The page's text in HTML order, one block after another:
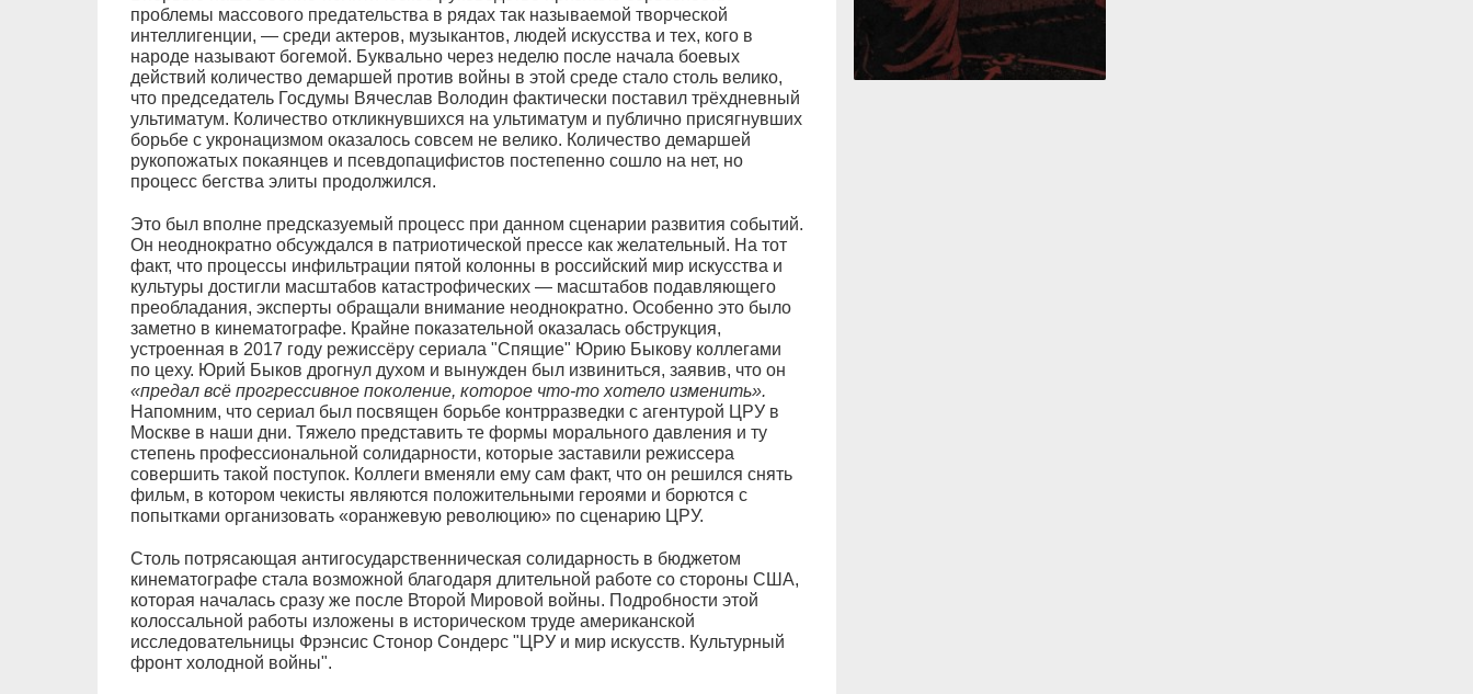
проблемы массового предательства в рядах так называемой творческой
интеллигенции, — среди актеров, музыкантов, людей искусства и тех, кого в
народе называют богемой. Буквально через неделю после начала боевых
действий количество демаршей против войны в этой среде стало столь велико,
что председатель Госдумы Вячеслав Володин фактически поставил трёхдневный
ультиматум. Количество откликнувшихся на ультиматум и публично присягнувших
борьбе с укронацизмом оказалось совсем не велико. Количество демаршей
рукопожатых покаянцев и псевдопацифистов постепенно сошло на нет, но
процесс бегства элиты продолжился.
Это был вполне предсказуемый процесс при данном сценарии развития событий.
Он неоднократно обсуждался в патриотической прессе как желательный. На тот
факт, что процессы инфильтрации пятой колонны в российский мир искусства и
культуры достигли масштабов катастрофических — масштабов подавляющего
преобладания, эксперты обращали внимание неоднократно. Особенно это было
заметно в кинематографе. Крайне показательной оказалась обструкция,
устроенная в 2017 году режиссёру сериала "Спящие" Юрию Быкову коллегами
по цеху. Юрий Быков дрогнул духом и вынужден был извиниться, заявив, что он
«предал всё прогрессивное поколение, которое что-то хотело изменить».
Напомним, что сериал был посвящен борьбе контрразведки с агентурой ЦРУ в
Москве в наши дни. Тяжело представить те формы морального давления и ту
степень профессиональной солидарности, которые заставили режиссера
совершить такой поступок. Коллеги вменяли ему сам факт, что он решился снять
фильм, в котором чекисты являются положительными героями и борются с
попытками организовать «оранжевую революцию» по сценарию ЦРУ.
Столь потрясающая антигосударственническая солидарность в бюджетом
кинематографе стала возможной благодаря длительной работе со стороны США,
которая началась сразу же после Второй Мировой войны. Подробности этой
колоссальной работы изложены в историческом труде американской
исследовательницы Фрэнсис Стонор Сондерс "ЦРУ и мир искусств. Культурный
фронт холодной войны".